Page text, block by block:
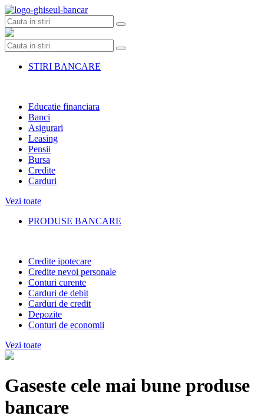
Skip
to
content
STIRI BANCARE
Educatie financiara
Banci
Asigurari
Leasing
Pensii
Bursa
Credite
Carduri
Vezi toate
PRODUSE BANCARE
Credite ipotecare
Credite nevoi personale
Conturi curente
Carduri de debit
Carduri de credit
Depozite
Conturi de economii
Vezi toate
Gaseste cele mai bune produse
bancare